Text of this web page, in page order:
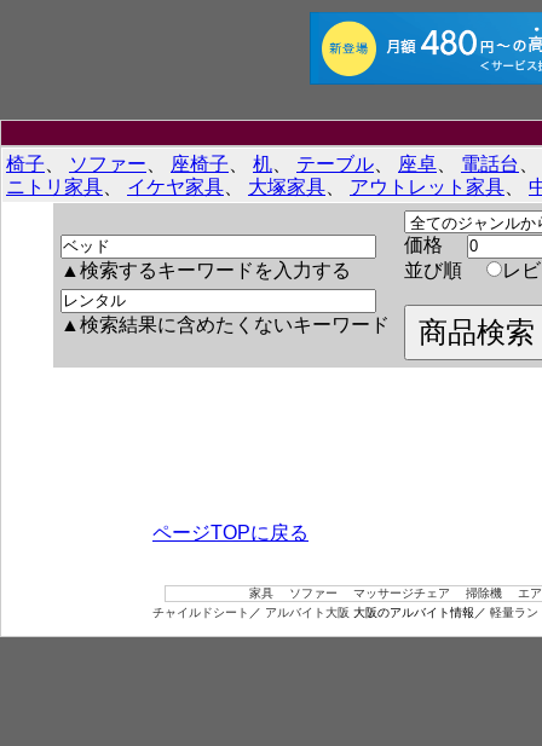
椅子 ソファー 座椅子 机 テーブル 座卓 電話台
ニトリ家具
イケヤ家具 大塚家具 アウトレット家具
▲検索するキーワードを入力する
▲検索結果に含めたくないキーワード
価格
並び順
レ
ページTOPに戻る
家具 ソファー マッサージチェア 掃除機
エ
チャイルドシート ／ アルバイト大阪 大阪のアルバイト情報／ 軽量ラン